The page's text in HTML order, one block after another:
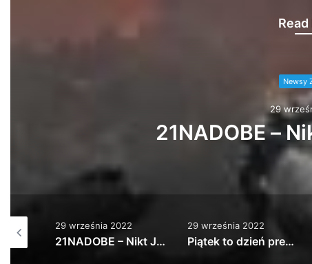
Newsy
29
Piątek to dzień
29 września 2022
Piątek to dzień premier, ale my swoją ma…
29 września 2022
ZETENWUPE gość Kuba Knap – Wisełka prod. Wrotas